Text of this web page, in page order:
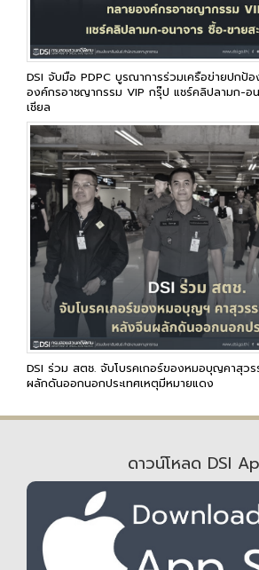
DSI จับมือ PDPC บูรณาการร่วมเครือข่ายปกป้
องค์กรอาชญากรรม VIP กรุ๊ป แชร์คลิปลามก-อ
เชียล
DSI ร่วม สตช. จับโบรคเกอร์ของหมอบุญคาสุ
ผลักดันออกนอกประเทศเหตุมีหมายแดง
ดาวน์โหลด DSI